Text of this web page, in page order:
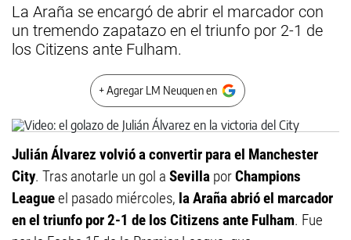
La Araña se encargó de abrir el marcador con
un tremendo zapatazo en el triunfo por 2-1 de
los Citizens ante Fulham.
+ Agregar LM Neuquen en
Julián Álvarez volvió a convertir para el Manchester
City. Tras anotarle un gol a Sevilla porChampions
Leagueel pasado miércoles, la Araña abrió el marcador
en el triunfo por 2-1 de los Citizens ante Fulham. Fue